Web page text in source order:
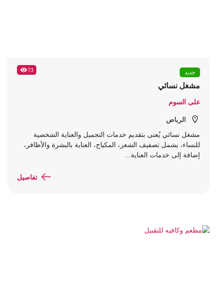
73 جديد
مشغل نسائي
على السوم
الرياض
مشغل نسائي يُعنى بتقديم خدمات التجميل والعناية الشخصية
للنساء، يشمل تصفيف الشعر، المكياج، العناية بالبشرة والأظافر،
إضافة إلى خدمات العناية...
تفاصيل